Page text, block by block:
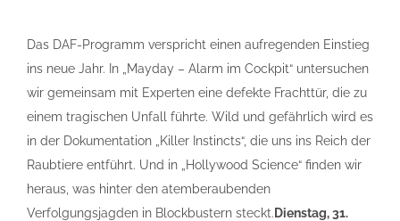
Das DAF-Programm verspricht einen aufregenden Einstieg
ins neue Jahr. In „Mayday – Alarm im Cockpit“ untersuchen
wir gemeinsam mit Experten eine defekte Frachttür, die zu
einem tragischen Unfall führte. Wild und gefährlich wird es
in der Dokumentation „Killer Instincts“, die uns ins Reich der
Raubtiere entführt. Und in „Hollywood Science“ finden wir
heraus, was hinter den atemberaubenden
Verfolgungsjagden in Blockbustern steckt. Dienstag, 31.